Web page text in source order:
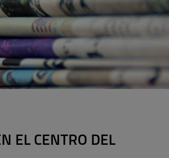
EL CENTRO DEL